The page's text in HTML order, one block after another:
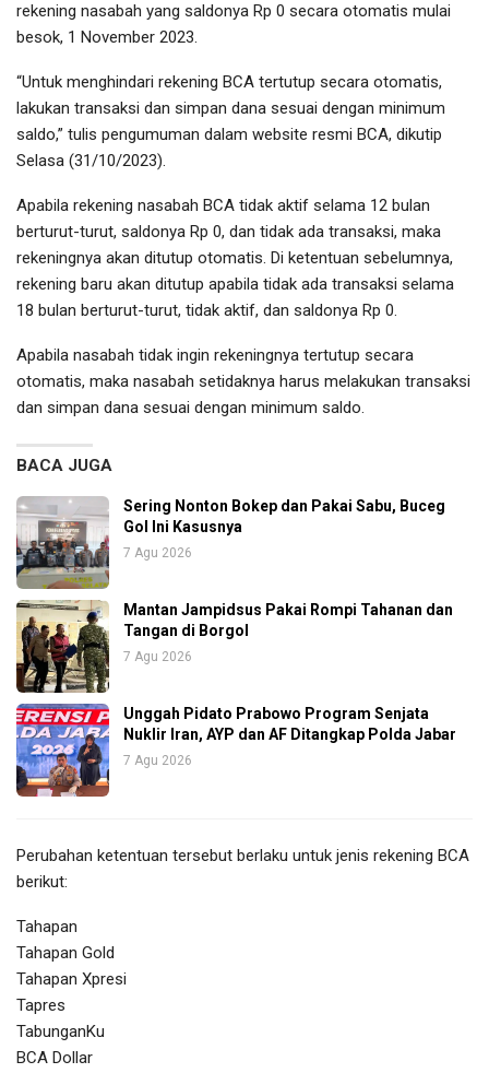
rekening nasabah yang saldonya Rp 0 secara otomatis mulai
besok, 1 November 2023.
“Untuk menghindari rekening BCA tertutup secara otomatis,
lakukan transaksi dan simpan dana sesuai dengan minimum
saldo,” tulis pengumuman dalam website resmi BCA, dikutip
Selasa (31/10/2023).
Apabila rekening nasabah BCA tidak aktif selama 12 bulan
berturut-turut, saldonya Rp 0, dan tidak ada transaksi, maka
rekeningnya akan ditutup otomatis. Di ketentuan sebelumnya,
rekening baru akan ditutup apabila tidak ada transaksi selama
18 bulan berturut-turut, tidak aktif, dan saldonya Rp 0.
Apabila nasabah tidak ingin rekeningnya tertutup secara
otomatis, maka nasabah setidaknya harus melakukan transaksi
dan simpan dana sesuai dengan minimum saldo.
BACA JUGA
Sering Nonton Bokep dan Pakai Sabu, Buceg
Gol Ini Kasusnya
7 Agu 2026
Mantan Jampidsus Pakai Rompi Tahanan dan
Tangan di Borgol
7 Agu 2026
Unggah Pidato Prabowo Program Senjata
Nuklir Iran, AYP dan AF Ditangkap Polda Jabar
7 Agu 2026
Perubahan ketentuan tersebut berlaku untuk jenis rekening BCA
berikut:
Tahapan
Tahapan Gold
Tahapan Xpresi
Tapres
TabunganKu
BCA Dollar